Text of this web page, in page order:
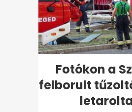
Fotókon a
felborult